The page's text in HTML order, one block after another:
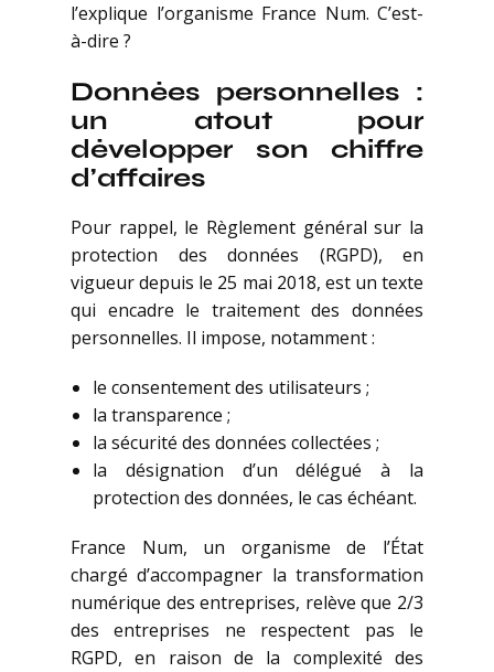
l’explique l’organisme France Num. C’est-
à-dire ?
Données personnelles :
un atout pour
développer son chiffre
d’affaires
Pour rappel, le Règlement général sur la
protection des données (RGPD), en
vigueur depuis le 25 mai 2018, est un texte
qui encadre le traitement des données
personnelles. Il impose, notamment :
le consentement des utilisateurs ;
la transparence ;
la sécurité des données collectées ;
la désignation d’un délégué à la
protection des données, le cas échéant.
France Num, un organisme de l’État
chargé d’accompagner la transformation
numérique des entreprises, relève que 2/3
des entreprises ne respectent pas le
RGPD, en raison de la complexité des